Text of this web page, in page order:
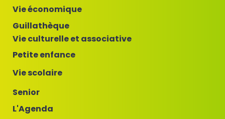
Vie économique
Guillathèque
Vie culturelle et associative
Petite enfance
Vie scolaire
Senior
L'Agenda